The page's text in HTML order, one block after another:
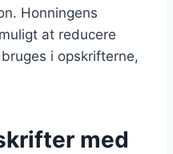
Honningens
at reducere
i opskrifterne,
med